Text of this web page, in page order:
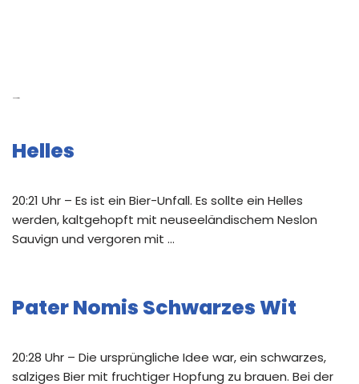
Helles
20:21 Uhr – Es ist ein Bier-Unfall. Es sollte ein Helles
werden, kaltgehopft mit neuseeländischem Neslon
Sauvign und vergoren mit …
Pater Nomis Schwarzes Wit
20:28 Uhr – Die ursprüngliche Idee war, ein schwarzes,
salziges Bier mit fruchtiger Hopfung zu brauen. Bei der